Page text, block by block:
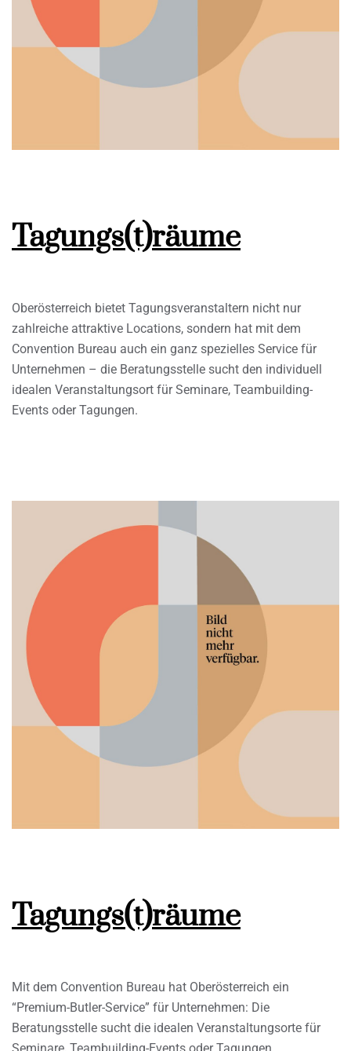
Tagungs(t)räume
Oberösterreich bietet Tagungsveranstaltern nicht nur
zahlreiche attraktive Locations, sondern hat mit dem
Convention Bureau auch ein ganz spezielles Service für
Unternehmen – die Beratungsstelle sucht den individuell
idealen Veranstaltungsort für Seminare, Teambuilding-
Events oder Tagungen.
Tagungs(t)räume
Mit dem Convention Bureau hat Oberösterreich ein
“Premium-Butler-Service” für Unternehmen: Die
Beratungsstelle sucht die idealen Veranstaltungsorte für